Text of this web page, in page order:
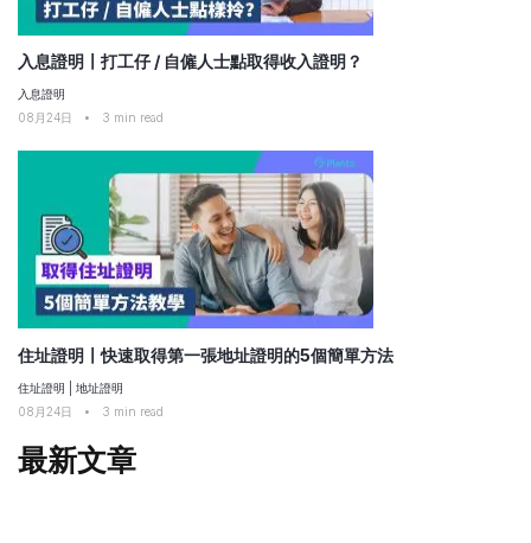
入息證明〡打工仔 / 自僱人士點取得收入證明？
入息證明
08月24日
• 3 min read
住址證明〡快速取得第一張地址證明的5個簡單方法
住址證明
地址證明
08月24日
• 3 min read
最新文章